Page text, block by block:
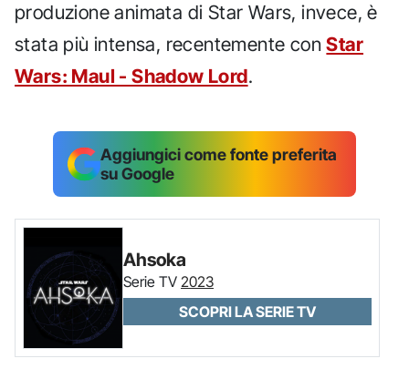
produzione animata di Star Wars, invece, è
stata più intensa, recentemente conStar
Wars: Maul - Shadow Lord.
Aggiungici come fonte preferita
su Google
Ahsoka
Serie TV 2023
SCOPRI LA SERIE TV